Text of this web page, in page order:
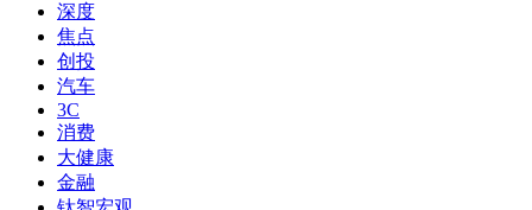
深度
焦点
创投
汽车
3C
消费
大健康
金融